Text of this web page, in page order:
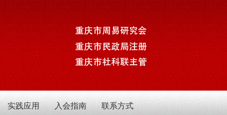
实践应用 入会指南 联系方式